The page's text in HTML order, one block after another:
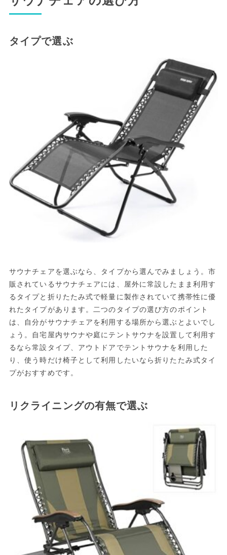
タイプで選ぶ
サウナチェアを選ぶなら、タイプから選んでみましょう。市
販されているサウナチェアには、屋外に常設したまま利用す
るタイプと折りたたみ式で軽量に製作されていて携帯性に優
れたタイプがあります。二つのタイプの選び方のポイント
は、自分がサウナチェアを利用する場所から選ぶとよいでし
ょう。自宅屋内サウナや庭にテントサウナを設置して利用す
るなら常設タイプ、アウトドアでテントサウナを利用した
り、使う時だけ椅子として利用したいなら折りたたみ式タイ
プがおすすめです。
リクライニングの有無で選ぶ